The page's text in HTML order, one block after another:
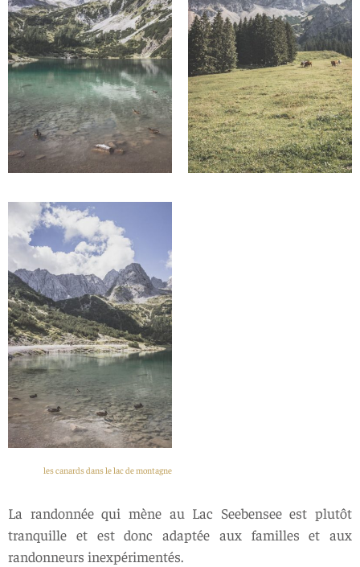
les canards dans le lac de montagne
La randonnée qui mène au Lac Seebensee est plutôt
tranquille et est donc adaptée aux familles et aux
randonneurs inexpérimentés.